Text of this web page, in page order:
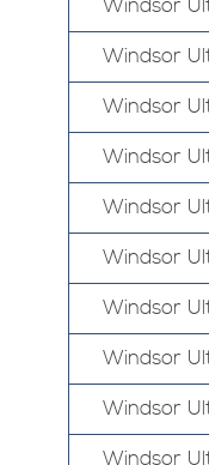
Windsor
Windsor
Windsor
Windsor
Windsor
Windsor
Windsor
Windsor
Windsor
Windsor